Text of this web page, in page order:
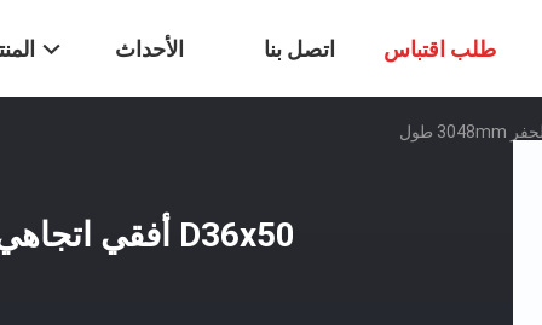
الأحداث اتصل بنا طلب اقتباس
D36x50 أفقي اتجاهي أنبوب الحفر 3048mm طول